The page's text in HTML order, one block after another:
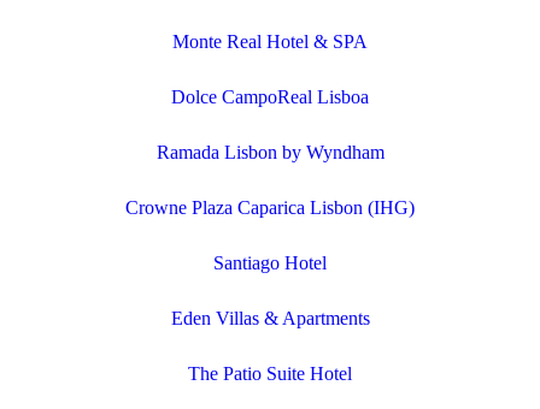
Monte Real Hotel & SPA
Dolce CampoReal Lisboa
Ramada Lisbon by Wyndham
Crowne Plaza Caparica Lisbon (IHG)
Santiago Hotel
Eden Villas & Apartments
The Patio Suite Hotel